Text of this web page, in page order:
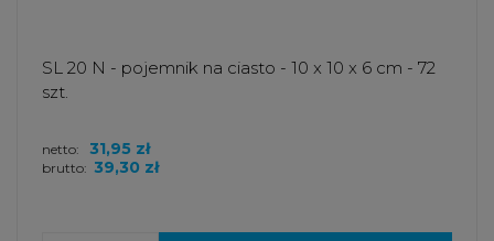
SL 20 N - pojemnik na ciasto - 10 x 10 x 6 cm - 72
szt.
brutto: 39,30 zł
netto: 31,95 zł